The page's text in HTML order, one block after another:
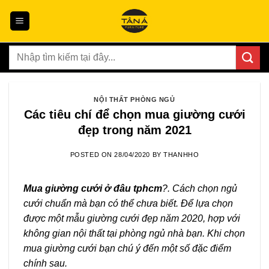
Tìm
NỘI THẤT PHÒNG NGỦ
Các tiêu chí để chọn mua giường cưới
đẹp trong năm 2021
POSTED ON28/04/2020 BYTHANHHO
Mua giường cưới ở đâu tphcm?. Cách chọn ngủ
cưới chuẩn mà bạn có thể chưa biết. Để lựa chọn
được một mẫu giường cưới đẹp năm 2020, hợp với
không gian nội thất tại phòng ngủ nhà bạn. Khi chọn
mua giường cưới bạn chú ý đến một số đặc điểm
chính sau.